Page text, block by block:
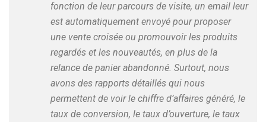
fonction de leur parcours de visite, un email leur
est automatiquement envoyé pour proposer
une vente croisée ou promouvoir les produits
regardés et les nouveautés, en plus de la
relance de panier abandonné. Surtout, nous
avons des rapports détaillés qui nous
permettent de voir le chiffre d’affaires généré, le
taux de conversion, le taux d’ouverture, le taux